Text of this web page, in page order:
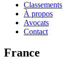
Classements
À propos
Avocats
Contact
France